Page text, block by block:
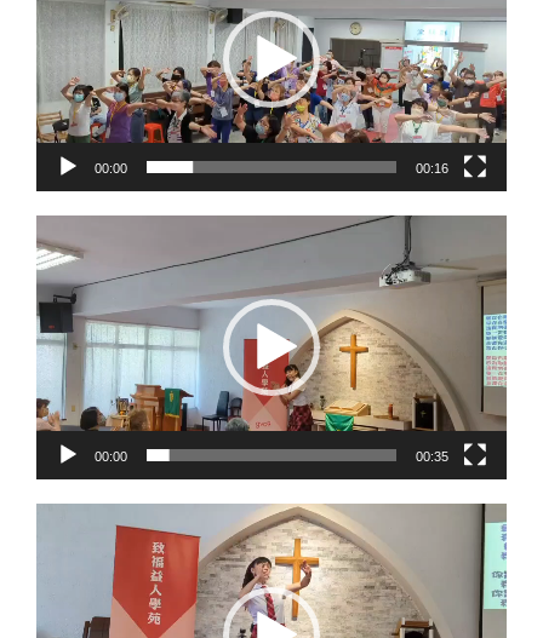
播
器
00:00 00:16
訊
播
放
器
00:00 00:35
放